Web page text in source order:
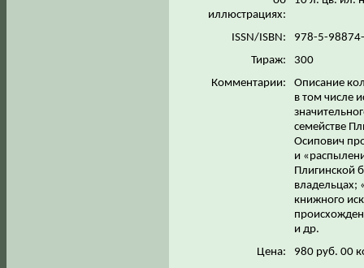
иллюстрациях:
ISSN/ISBN:
978-5-
Тираж:
300
Комментарии:
Описание
в том числе
семействе
Осипович
и
Плигинской
владельцах;
книжного
и др.
Цена:
980 руб. 00